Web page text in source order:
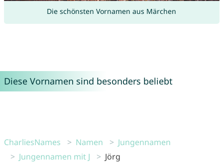
Die schönsten Vornamen aus Märchen
Diese Vornamen sind besonders beliebt
CharliesNames Namen
Jungennamen
Jungennamen mit J
Jörg